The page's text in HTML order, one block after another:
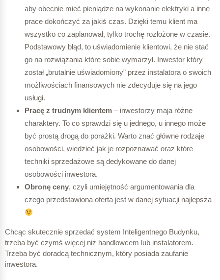
aby obecnie mieć pieniądze na wykonanie elektryki a inne
prace dokończyć za jakiś czas. Dzięki temu klient ma
wszystko co zaplanował, tylko trochę rozłożone w czasie.
Podstawowy błąd, to uświadomienie klientowi, że nie stać
go na rozwiązania które sobie wymarzył. Inwestor który
został „brutalnie uświadomiony” przez instalatora o swoich
możliwościach finansowych nie zdecyduje się na jego
usługi.
Pracę z trudnym klientem – inwestorzy maja różne
charaktery. To co sprawdzi się u jednego, u innego może
być prostą drogą do porażki. Warto znać główne rodzaje
osobowości, wiedzieć jak je rozpoznawać oraz które
techniki sprzedażowe są dedykowane do danej
osobowości inwestora.
Obronę ceny, czyli umiejętność argumentowania dla
czego przedstawiona oferta jest w danej sytuacji najlepsza
Chcąc skutecznie sprzedać system Inteligentnego Budynku,
trzeba być czymś więcej niż handlowcem lub instalatorem.
Trzeba być doradcą technicznym, który posiada zaufanie
inwestora.